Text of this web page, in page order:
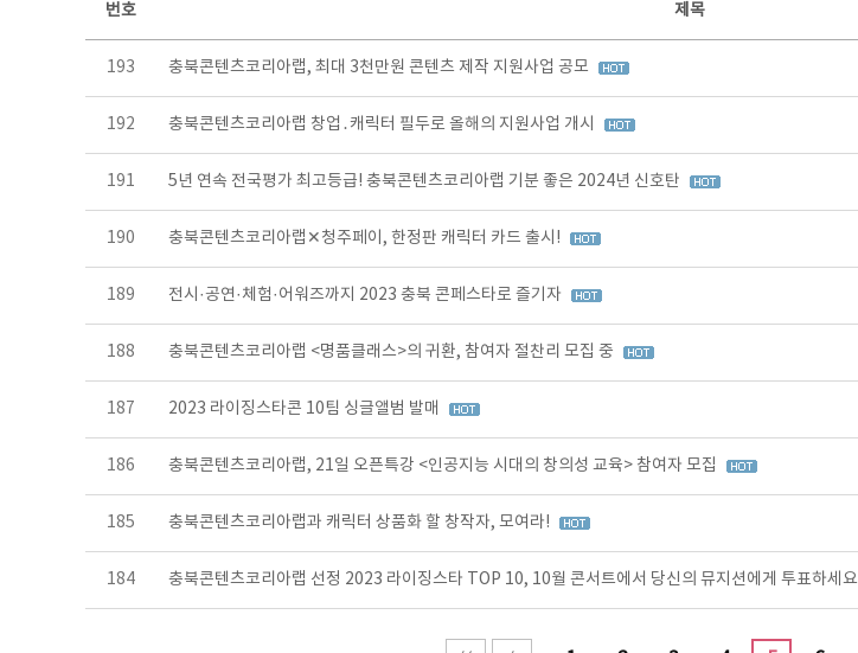
보도자료 목록 - 번호, 제목, 작성자, 파일, 조회수, 작성일 정보 제공
번호 제목
193 충북콘텐츠코리아랩, 최대 3천만원 콘텐츠 제작 지원사업 공모
192 충북콘텐츠코리아랩 창업․캐릭터 필두로 올해의 지원사업 개시
191 5년 연속 전국평가 최고등급! 충북콘텐츠코리아랩 기분 좋은 2024년 신호탄
190 충북콘텐츠코리아랩✕청주페이, 한정판 캐릭터 카드 출시!
189 전시·공연·체험·어워즈까지 2023 충북 콘페스타로 즐기자
188 충북콘텐츠코리아랩 <명품클래스>의 귀환, 참여자 절찬리 모집 중
187 2023 라이징스타콘 10팀 싱글앨범 발매
186 충북콘텐츠코리아랩, 21일 오픈특강 <인공지능 시대의 창의성 교육> 참여자 모집
185 충북콘텐츠코리아랩과 캐릭터 상품화 할 창작자, 모여라!
184 충북콘텐츠코리아랩 선정 2023 라이징스타 TOP 10, 10월 콘서트에서 당신의 뮤지션에게 투표하세요